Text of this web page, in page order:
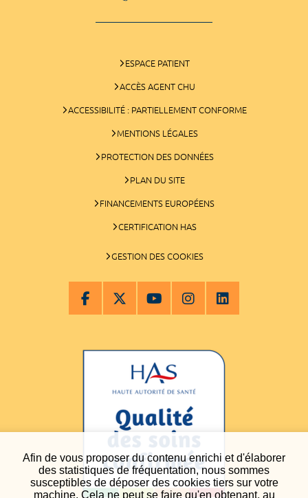
Afin de vous proposer du contenu enrichi et d'élaborer
des statistiques de fréquentation, nous sommes
susceptibles de déposer des cookies tiers sur votre
machine. Cela ne peut se faire qu'en obtenant, au
ESPACE PATIENT
ACCÈS AGENT CHU
ACCESSIBILITÉ : PARTIELLEMENT CONFORME
MENTIONS LÉGALES
PROTECTION DES DONNÉES
PLAN DU SITE
FINANCEMENTS EUROPÉENS
CERTIFICATION HAS
GESTION DES COOKIES